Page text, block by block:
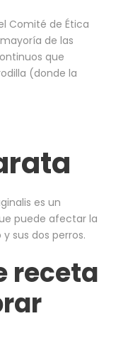
Comité de Ética
de las
que
(donde la
es un
puede afectar la
sus dos perros.
receta